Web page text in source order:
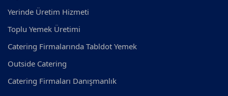
Yerinde Üretim Hizmeti
Toplu Yemek Üretimi
Catering Firmalarında Tabldot Yemek
Outside Catering
Catering Firmaları Danışmanlık